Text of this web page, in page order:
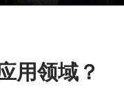
用领域？